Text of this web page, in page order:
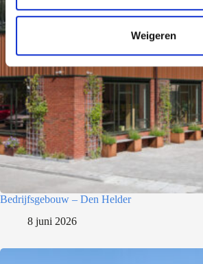
t
i
Weigeren
Bedrijfsgebouw – Den Helder
8 juni 2026